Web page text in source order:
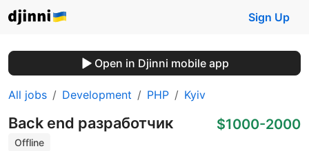
Sign Up
Open in Djinni mobile app
All jobs Development PHP Kyiv
Back end разработчик
Offline
$1000-2000